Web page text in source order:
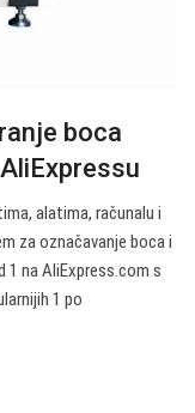
boca
alatima, računalu i
za označavanje boca i
1 na AliExpress.com s
1 po